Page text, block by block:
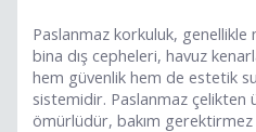
Paslanmaz korkuluk,
bina dış cepheleri, havuz
hem güvenlik hem de estetik
sistemidir. Paslanmaz çelikten
ömürlüdür, bakım gerektirmez